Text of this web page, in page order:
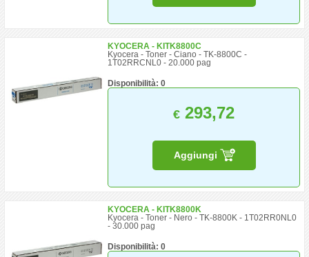
KYOCERA - KITK8800C
Kyocera - Toner - Ciano - TK-8800C -
1T02RRCNL0 - 20.000 pag
Disponibilità: 0
€ 293,72
Aggiungi
KYOCERA - KITK8800K
Kyocera - Toner - Nero - TK-8800K - 1T02RR0NL0
- 30.000 pag
Disponibilità: 0